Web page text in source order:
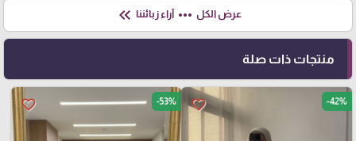
عرض الكل more_horiz آراء زبائننا keyboard_double_arrow_left
منتجات ذات صلة
favorite_border -42%
favorite_border -53%